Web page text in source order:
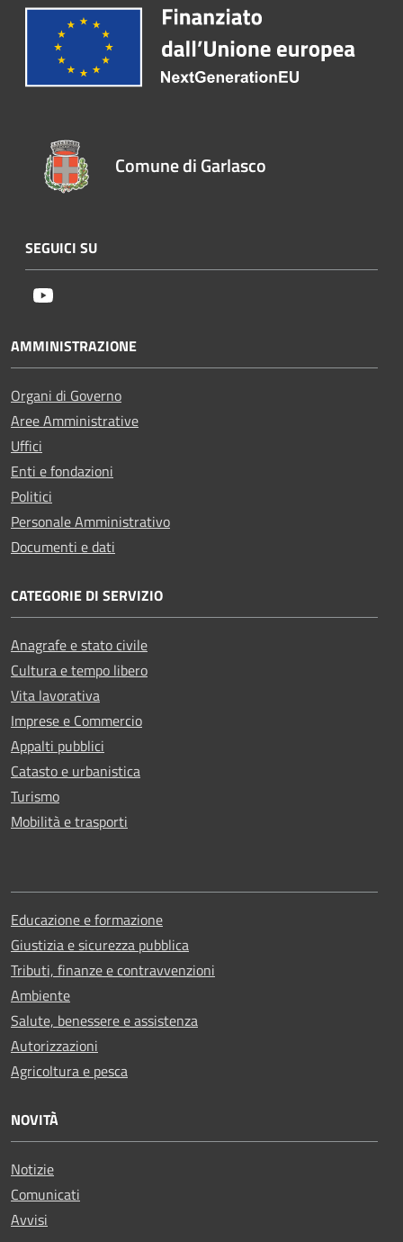
Comune di Garlasco
SEGUICI SU
AMMINISTRAZIONE
Organi di Governo
Aree Amministrative
Uffici
Enti e fondazioni
Politici
Personale Amministrativo
Documenti e dati
CATEGORIE DI SERVIZIO
Anagrafe e stato civile
Cultura e tempo libero
Vita lavorativa
Imprese e Commercio
Appalti pubblici
Catasto e urbanistica
Turismo
Mobilità e trasporti
Educazione e formazione
Giustizia e sicurezza pubblica
Tributi, finanze e contravvenzioni
Ambiente
Salute, benessere e assistenza
Autorizzazioni
Agricoltura e pesca
NOVITÀ
Notizie
Comunicati
Avvisi